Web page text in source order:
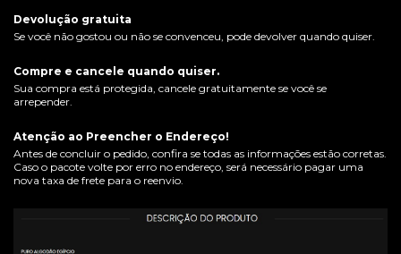
Devolução gratuita
Se você não gostou ou não se convenceu, pode devolver quando quiser.
Compre e cancele quando quiser.
Sua compra está protegida, cancele gratuitamente se você se
arrepender.
Atenção ao Preencher o Endereço!
Antes de concluir o pedido, confira se todas as informações estão corretas.
Caso o pacote volte por erro no endereço, será necessário pagar uma
nova taxa de frete para o reenvio.